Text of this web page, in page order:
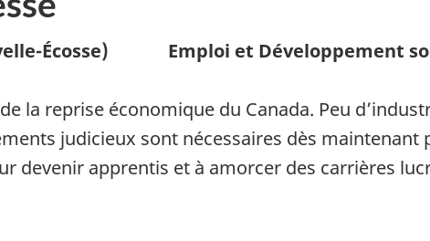
Écosse) Emploi et Développement
la reprise économique du Canada. Peu
judicieux sont nécessaires dès maintenant
devenir apprentis et à amorcer des carrières